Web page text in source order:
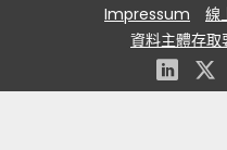
Impressum
線
資料主體存